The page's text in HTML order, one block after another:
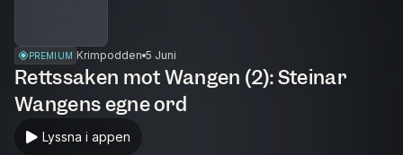
PREMIUM Krimpodden 5 Juni
Rettssaken mot Wangen (2): Steinar
Wangens egne ord
Lyssna i appen